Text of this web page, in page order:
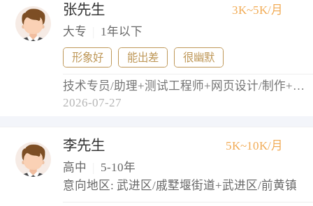
张先生
3K~5K/月
大专
1年以下
形象好 能出差 很幽默
技术专员/助理+测试工程师+网页设计/制作+网络管理员+实施工程师
2026-07-27
李先生
5K~10K/月
高中
5-10年
意向地区: 武进区/戚墅堰街道+武进区/前黄镇